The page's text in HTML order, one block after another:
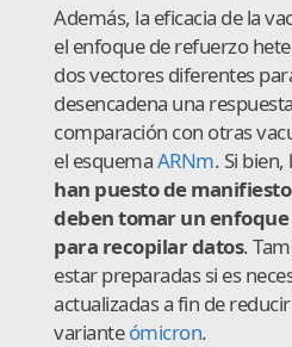
Además, la eficacia de la
el enfoque de refuerzo
dos vectores diferentes
desencadena una
comparación con otras
el esquemaARNm. Si bien,
han puesto de
deben tomar un
para recopilar datos.
estar preparadas si es
actualizadas a fin de
varianteómicron.